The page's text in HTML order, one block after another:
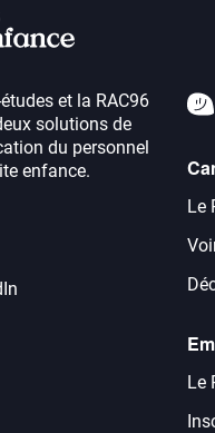
et la RAC96
solutions de
du personnel
enfance.
Le
Le